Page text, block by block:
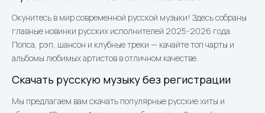
Окунитесь в мир современной русской музыки! Здесь собраны
главные новинки русских исполнителей 2025-2026 года.
Попса, рэп, шансон и клубные треки — качайте топ чарты и
альбомы любимых артистов в отличном качестве.
Скачать русскую музыку без регистрации
Мы предлагаем вам скачать популярные русские хиты и